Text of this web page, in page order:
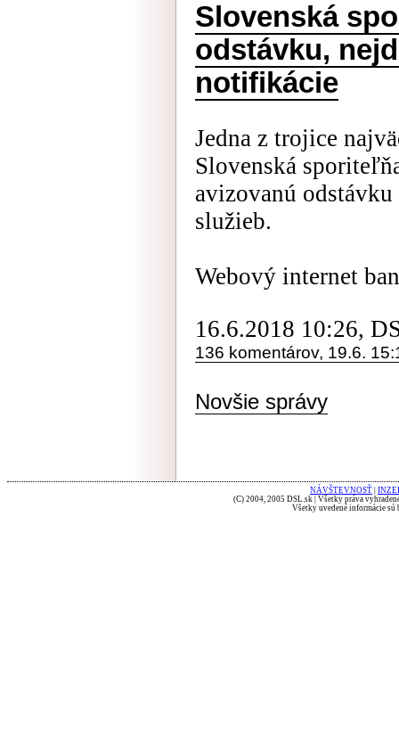
Slovenská
odstávku,
notifikácie
Jedna z trojice
Slovenská
avizovanú
služieb.
Webový internet
16.6.2018 10:26,
136 komentárov, 19.6.
Novšie správy
NÁVŠTEVNOSŤ
(C) 2004, 2005 DSL.sk | Všetky práva
Všetky uvedené informácie sú